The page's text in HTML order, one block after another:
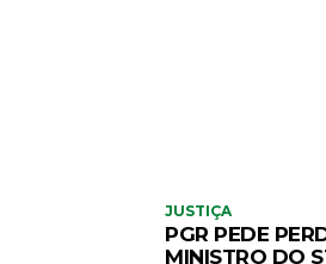
JUSTIÇA
PGR PEDE
MINISTRO DO